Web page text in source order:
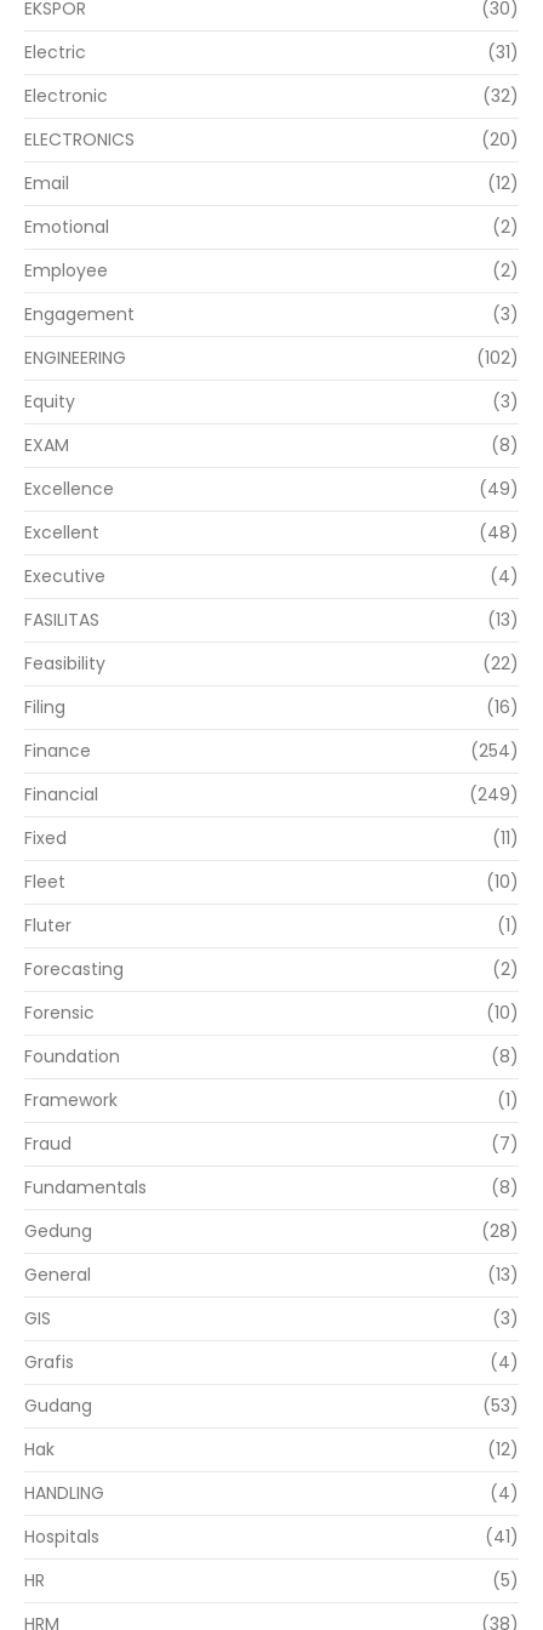
EKSPOR
(30)
Electric
(31)
Electronic
(32)
ELECTRONICS
(20)
Email
(12)
Emotional
(2)
Employee
(2)
Engagement
(3)
ENGINEERING
(102)
Equity
(3)
EXAM
(8)
Excellence
(49)
Excellent
(48)
Executive
(4)
FASILITAS
(13)
Feasibility
(22)
Filing
(16)
Finance
(254)
Financial
(249)
Fixed
(11)
Fleet
(10)
Fluter
(1)
Forecasting
(2)
Forensic
(10)
Foundation
(8)
Framework
(1)
Fraud
(7)
Fundamentals
(8)
Gedung
(28)
General
(13)
GIS
(3)
Grafis
(4)
Gudang
(53)
Hak
(12)
HANDLING
(4)
Hospitals
(41)
HR
(5)
HRM
(38)